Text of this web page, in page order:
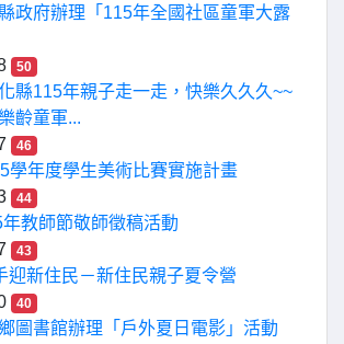
政府辦理「115年全國社區童軍大露
50
縣115年親子走一走，快樂久久久~~
齡童軍...
46
學年度學生美術比賽實施計畫
44
教師節敬師徵稿活動
43
迎新住民－新住民親子夏令營
40
圖書館辦理「戶外夏日電影」活動